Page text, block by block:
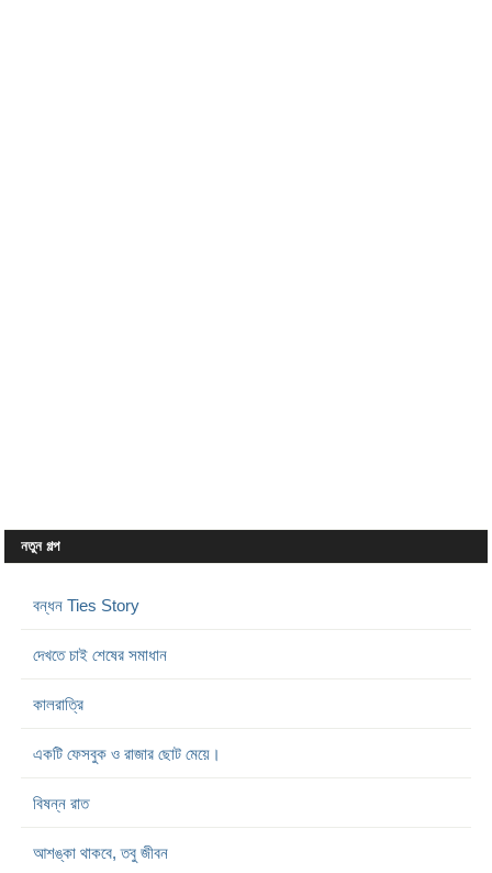
নতুন গল্প
বন্ধন Ties Story
দেখতে চাই শেষের সমাধান
কালরাত্রি
একটি ফেসবুক ও রাজার ছোট মেয়ে।
বিষন্ন রাত
আশঙ্কা থাকবে, তবু জীবন